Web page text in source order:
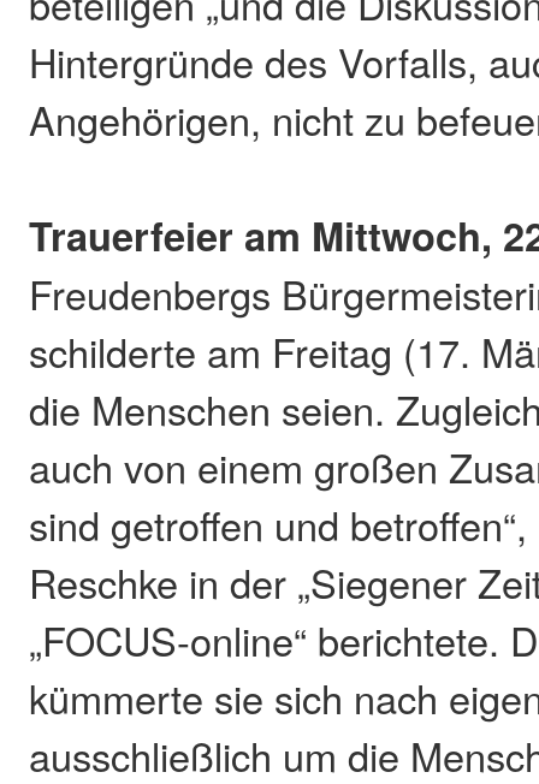
Hintergründe des Vorfalls,
Angehörigen, nicht zu
Trauerfeier am Mittwoch,
Freudenbergs
schilderte am Freitag (17.
die Menschen seien.
auch von einem großen
sind getroffen und
Reschke in der „Siegener
„FOCUS-online“ berichtete.
kümmerte sie sich nach
ausschließlich um die